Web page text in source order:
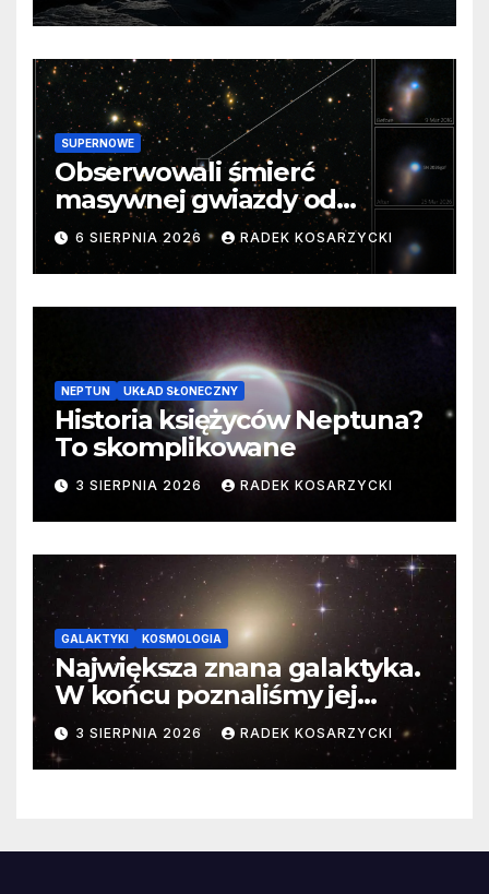
SUPERNOWE
Obserwowali śmierć
masywnej gwiazdy od
samego początku. Niezwykle
cenne dane
6 SIERPNIA 2026 RADEK KOSARZYCKI
NEPTUN UKŁAD SŁONECZNY
Historia księżyców Neptuna?
To skomplikowane
3 SIERPNIA 2026 RADEK KOSARZYCKI
GALAKTYKI KOSMOLOGIA
Największa znana galaktyka.
W końcu poznaliśmy jej
faktyczne wymiary
3 SIERPNIA 2026 RADEK KOSARZYCKI